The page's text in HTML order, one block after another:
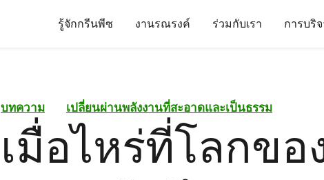
รู้จักกรีนพีซ งานรณรงค์ ร่วมกับเรา การบริ
บทความ เปลี่ยนผ่านพลังงานที่สะอาดและเป็นธรรม
เมื่อไหร่ที่โลกขอ